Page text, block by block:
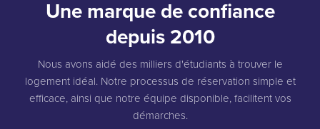
Une marque de confiance
depuis 2010
Nous avons aidé des milliers d'étudiants à trouver le
logement idéal. Notre processus de réservation simple et
efficace, ainsi que notre équipe disponible, facilitent vos
démarches.